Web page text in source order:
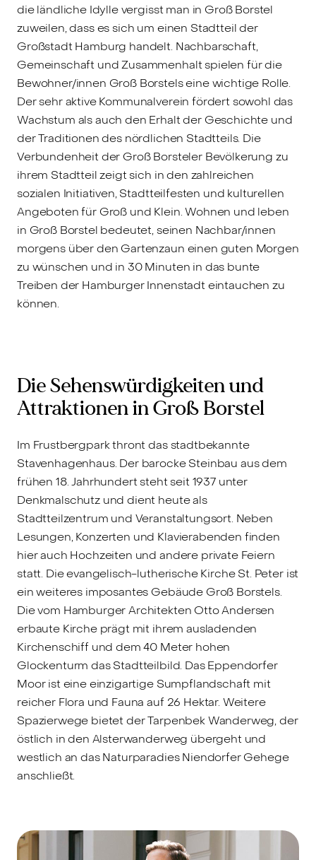
die ländliche Idylle vergisst man in Groß Borstel
zuweilen, dass es sich um einen Stadtteil der
Großstadt Hamburg handelt. Nachbarschaft,
Gemeinschaft und Zusammenhalt spielen für die
Bewohner/innen Groß Borstels eine wichtige Rolle.
Der sehr aktive Kommunalverein fördert sowohl das
Wachstum als auch den Erhalt der Geschichte und
der Traditionen des nördlichen Stadtteils. Die
Verbundenheit der Groß Borsteler Bevölkerung zu
ihrem Stadtteil zeigt sich in den zahlreichen
sozialen Initiativen, Stadtteilfesten und kulturellen
Angeboten für Groß und Klein. Wohnen und leben
in Groß Borstel bedeutet, seinen Nachbar/innen
morgens über den Gartenzaun einen guten Morgen
zu wünschen und in 30 Minuten in das bunte
Treiben der Hamburger Innenstadt eintauchen zu
können.
Die Sehenswürdigkeiten und
Attraktionen in Groß Borstel
Im Frustbergpark thront das stadtbekannte
Stavenhagenhaus. Der barocke Steinbau aus dem
frühen 18. Jahrhundert steht seit 1937 unter
Denkmalschutz und dient heute als
Stadtteilzentrum und Veranstaltungsort. Neben
Lesungen, Konzerten und Klavierabenden finden
hier auch Hochzeiten und andere private Feiern
statt. Die evangelisch-lutherische Kirche St. Peter ist
ein weiteres imposantes Gebäude Groß Borstels.
Die vom Hamburger Architekten Otto Andersen
erbaute Kirche prägt mit ihrem ausladenden
Kirchenschiff und dem 40 Meter hohen
Glockenturm das Stadtteilbild. Das Eppendorfer
Moor ist eine einzigartige Sumpflandschaft mit
reicher Flora und Fauna auf 26 Hektar. Weitere
Spazierwege bietet der Tarpenbek Wanderweg, der
östlich in den Alsterwanderweg übergeht und
westlich an das Naturparadies Niendorfer Gehege
anschließt.